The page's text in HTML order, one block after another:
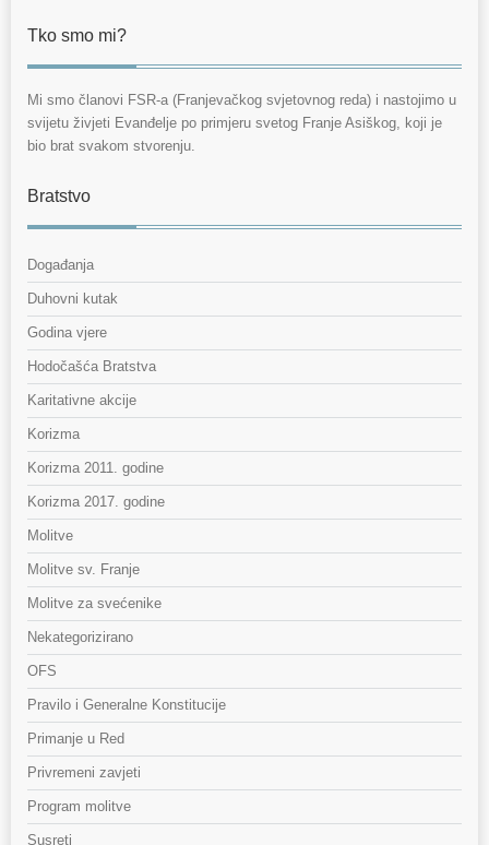
Tko smo mi?
Mi smo članovi FSR-a (Franjevačkog svjetovnog reda) i nastojimo u
svijetu živjeti Evanđelje po primjeru svetog Franje Asiškog, koji je
bio brat svakom stvorenju.
Bratstvo
Događanja
Duhovni kutak
Godina vjere
Hodočašća Bratstva
Karitativne akcije
Korizma
Korizma 2011. godine
Korizma 2017. godine
Molitve
Molitve sv. Franje
Molitve za svećenike
Nekategorizirano
OFS
Pravilo i Generalne Konstitucije
Primanje u Red
Privremeni zavjeti
Program molitve
Susreti